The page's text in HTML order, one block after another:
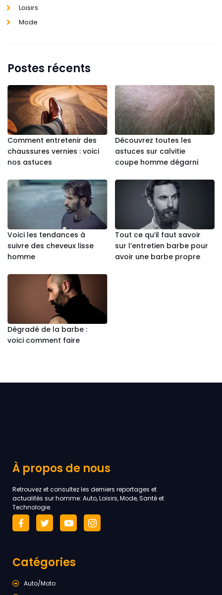
Loisirs
Mode
Postes récents
Comment entretenir des
chaussures vernies : voici
nos astuces
Découvrez toutes les
astuces sur calvitie
coupe homme dégarni
Voici les tendances à
suivre des cheveux lisse
homme
Tout ce qu’il faut savoir
sur l’entretien barbe pour
avoir une barbe propre
Dégradé de la barbe :
voici comment faire
À propos de nous
Retrouvez et consultez les derniers reportages et
actualités sur homme: Auto, Loisirs, Mode, Santé et
Technologie.
Catégories
Auto/Moto